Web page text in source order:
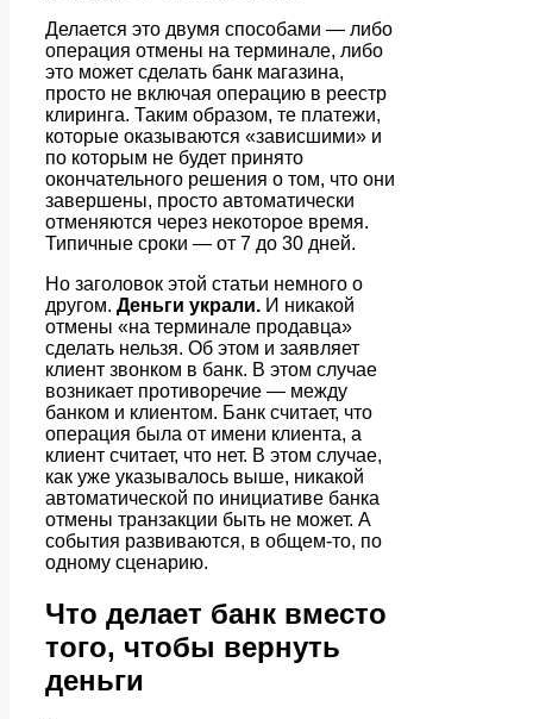
Делается это двумя способами — либо
операция отмены на терминале, либо
это может сделать банк магазина,
просто не включая операцию в реестр
клиринга. Таким образом, те платежи,
которые оказываются «зависшими» и
по которым не будет принято
окончательного решения о том, что они
завершены, просто автоматически
отменяются через некоторое время.
Типичные сроки — от 7 до 30 дней.
Но заголовок этой статьи немного о
другом. Деньги украли. И никакой
отмены «на терминале продавца»
сделать нельзя. Об этом и заявляет
клиент звонком в банк. В этом случае
возникает противоречие — между
банком и клиентом. Банк считает, что
операция была от имени клиента, а
клиент считает, что нет. В этом случае,
как уже указывалось выше, никакой
автоматической по инициативе банка
отмены транзакции быть не может. А
события развиваются, в общем-то, по
одному сценарию.
Что делает банк вместо
того, чтобы вернуть
деньги